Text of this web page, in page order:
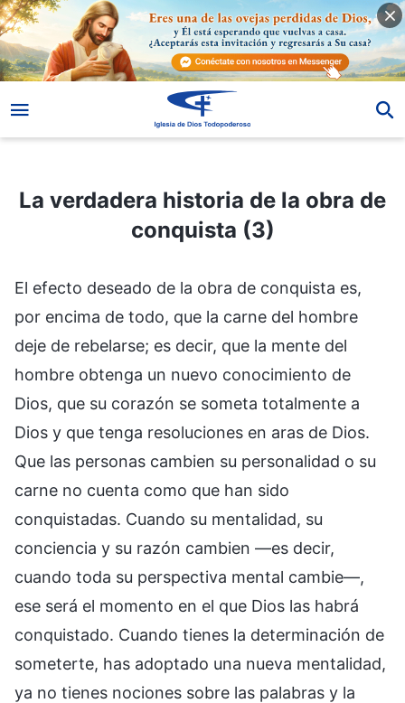
La verdadera historia de la obra de conquista (3)
La verdadera historia de la obra de
conquista (3)
El efecto deseado de la obra de conquista es,
por encima de todo, que la carne del hombre
deje de rebelarse; es decir, que la mente del
hombre obtenga un nuevo conocimiento de
Dios, que su corazón se someta totalmente a
Dios y que tenga resoluciones en aras de Dios.
Que las personas cambien su personalidad o su
carne no cuenta como que han sido
conquistadas. Cuando su mentalidad, su
conciencia y su razón cambien —es decir,
cuando toda su perspectiva mental cambie—,
ese será el momento en el que Dios las habrá
conquistado. Cuando tienes la determinación de
someterte, has adoptado una nueva mentalidad,
ya no tienes nociones sobre las palabras y la